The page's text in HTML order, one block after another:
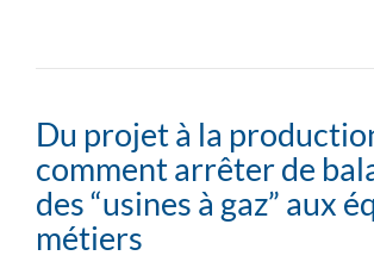
Du projet à la
comment arrêter de
des “usines à gaz” aux
métiers